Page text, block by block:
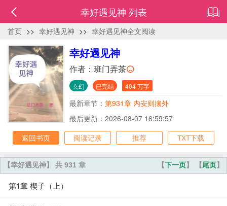
幸好遇见神 列表
首页 >> 幸好遇见神 >> 幸好遇见神全文阅读
幸好遇见神
作者： 班门弄茶
玄幻 已完结 404 万字
最新章节： 第931章 内安则攘外
最后更新：2026-08-07 16:59:57
返回书页
阅读记录 推荐 TXT下载
【下一页】 【尾页】
【幸好遇见神】 共 931 章
第1章 楔子（上）